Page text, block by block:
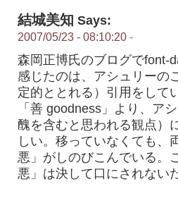
結城美知 Says:
2007/05/23 - 08:10:20 -
森岡正博氏のブログでfont-
感じたのは、アシュリーの
定的ととれる）引用をして
「善 goodness」より、ア
醜を含むと思われる観点）
しい。移っていなくても、
悪」がしのびこんでいる。
悪」は決して口にされない